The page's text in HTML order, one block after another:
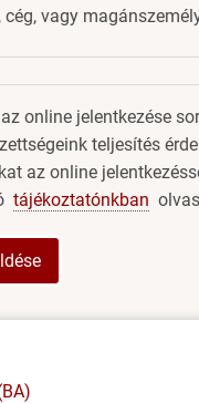
cég, vagy
online jelentkezése
teljesítés
az online
tájékoztatónkban